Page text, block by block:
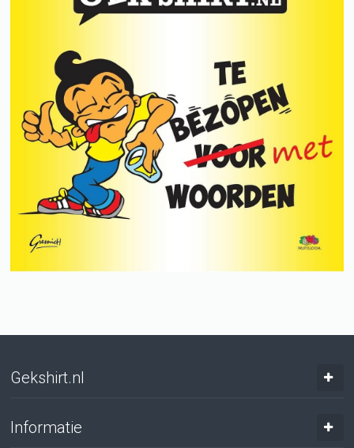
Gekshirt.nl
Informatie